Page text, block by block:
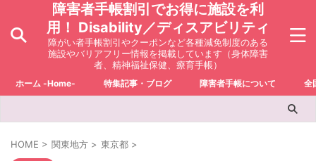
障害者手帳割引でお得に施設を利
用！ Disability／ディスアビリティ
障がい者手帳割引やクーポンなど各種減免制度のある
施設やバリアフリー情報を掲載しています（身体障害
者、精神福祉保健、療育手帳）
ホーム -Home- 特集記事・ブログ 障害者手帳について 全
HOME > 関東地方 > 東京都 >